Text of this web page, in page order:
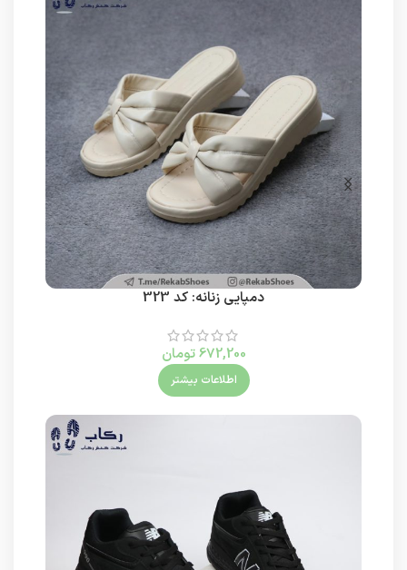
دمپایی زنانه: کد 323
672,200تومان
اطلاعات بیشتر